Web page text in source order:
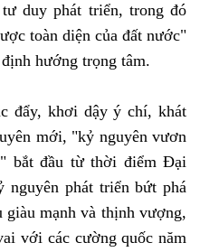
duy phát triển, trong đó
toàn diện của đất nước"
hướng trọng tâm.
đẩy, khơi dậy ý chí, khát
mới, "kỷ nguyên vươn
bắt đầu từ thời điểm Đại
phát triển bứt phá
mạnh và thịnh vượng,
với các cường quốc năm